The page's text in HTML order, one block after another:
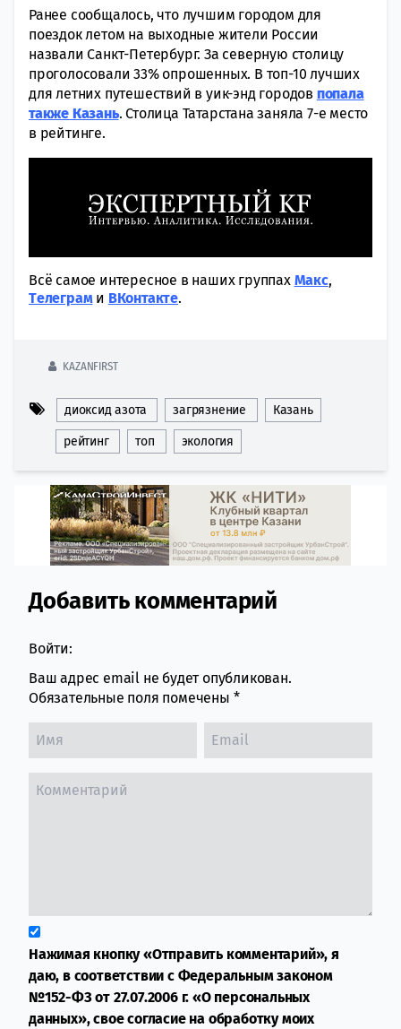
Ранее сообщалось, что лучшим городом для
поездок летом на выходные жители России
назвали Санкт-Петербург. За северную столицу
проголосовали 33% опрошенных. В топ-10 лучших
для летних путешествий в уик-энд городов попала
также Казань. Столица Татарстана заняла 7-е место
в рейтинге.
Всё самое интересное в наших группах Макс,
Tелеграми ВКонтакте.
KAZANFIRST
диоксид азота загрязнение Казань
рейтинг топ экология
Comment section
Добавить комментарий
Войти:
Ваш адрес email не будет опубликован.
Обязательные поля помечены *
Нажимая кнопку «Отправить комментарий», я
даю, в соответствии с Федеральным законом
№152-ФЗ от 27.07.2006 г. «О персональных
данных», свое согласие на обработку моих